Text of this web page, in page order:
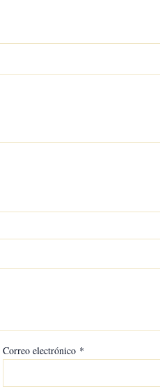
Correo electrónico *